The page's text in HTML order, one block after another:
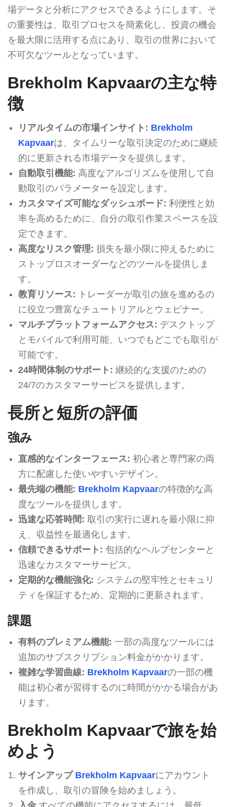
場データと分析にアクセスできるようにします。そ
の重要性は、取引プロセスを簡素化し、投資の機会
を最大限に活用する点にあり、取引の世界において
不可欠なツールとなっています。
Brekholm Kapvaarの主な特
徴
リアルタイムの市場インサイト: Brekholm
Kapvaarは、タイムリーな取引決定のために継続
的に更新される市場データを提供します。
自動取引機能: 高度なアルゴリズムを使用して自
動取引のパラメーターを設定します。
カスタマイズ可能なダッシュボード: 利便性と効
率を高めるために、自分の取引作業スペースを設
定できます。
高度なリスク管理: 損失を最小限に抑えるために
ストップロスオーダーなどのツールを提供しま
す。
教育リソース: トレーダーが取引の旅を進めるの
に役立つ豊富なチュートリアルとウェビナー。
マルチプラットフォームアクセス: デスクトップ
とモバイルで利用可能、いつでもどこでも取引が
可能です。
24時間体制のサポート: 継続的な支援のための
24/7のカスタマーサービスを提供します。
長所と短所の評価
強み
直感的なインターフェース: 初心者と専門家の両
方に配慮した使いやすいデザイン。
最先端の機能: Brekholm Kapvaarの特徴的な高
度なツールを提供します。
迅速な応答時間: 取引の実行に遅れを最小限に抑
え、収益性を最適化します。
信頼できるサポート: 包括的なヘルプセンターと
迅速なカスタマーサービス。
定期的な機能強化: システムの堅牢性とセキュリ
ティを保証するため、定期的に更新されます。
課題
有料のプレミアム機能: 一部の高度なツールには
追加のサブスクリプション料金がかかります。
複雑な学習曲線: Brekholm Kapvaarの一部の機
能は初心者が習得するのに時間がかかる場合があ
ります。
Brekholm Kapvaarで旅を始
めよう
サインアップ Brekholm Kapvaarにアカウント
を作成し、取引の冒険を始めましょう。